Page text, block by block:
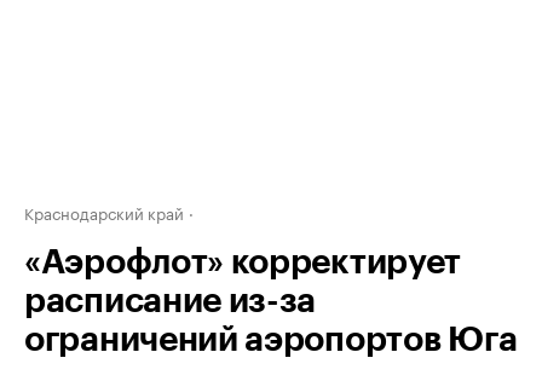
Краснодарский край
«Аэрофлот» корректирует
расписание из-за
ограничений аэропортов Юга